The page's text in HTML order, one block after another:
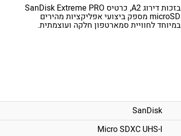
בזכות דירוג A2, כרטיס SanDisk Extreme PRO
microSD מספק ביצועי אפליקציות מהירים
במיוחד לחוויית סמארטפון חלקה ועוצמתית.
SanDisk
Micro SDXC UHS-I